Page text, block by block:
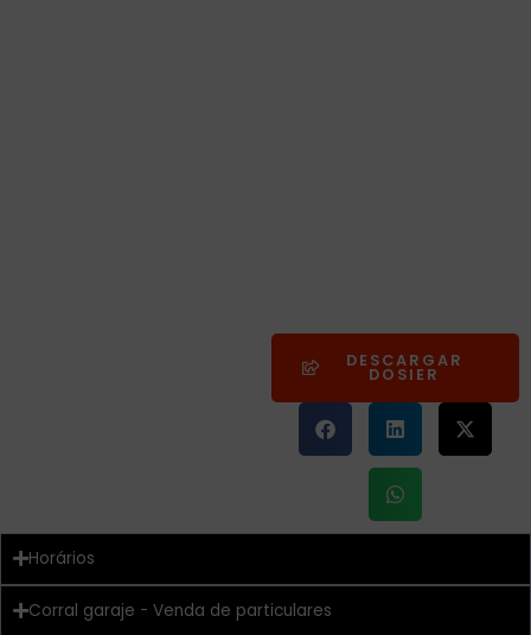
DESCARGAR
DOSIER
Horários
Corral garaje - Venda de particulares